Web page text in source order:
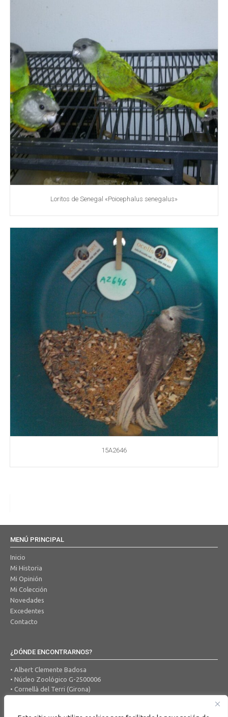
Loritos de Senegal «Poicephalus senegalus»
15A2646
MENÚ PRINCIPAL
Inicio
Mi Historia
Mi Opinión
Mi Colección
Novedades
Excedentes
Contacto
¿DÓNDE ENCONTRARNOS?
• Albert Clemente Badosa
• Núcleo Zoológico G-2500006
• Cornellà del Terri (Girona)